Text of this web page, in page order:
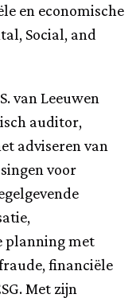
en economische
Social, and
van Leeuwen
auditor,
adviseren van
voor
planning met
financiële
Met zijn